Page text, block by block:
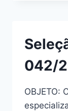
042/
OBJETO: